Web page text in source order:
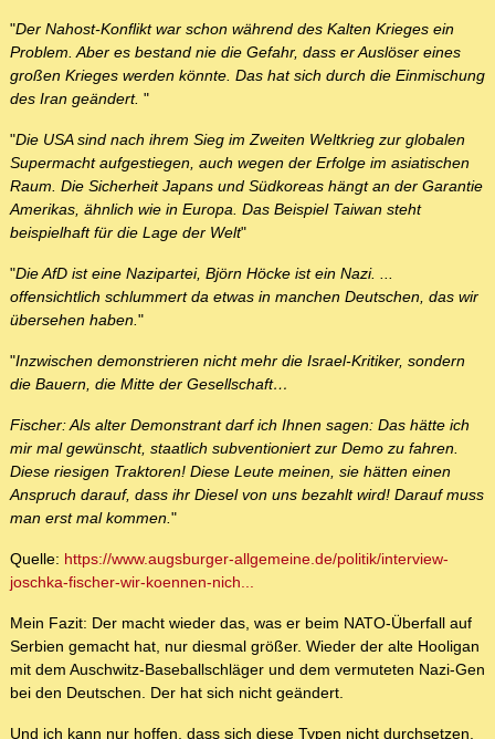
"Der Nahost-Konflikt war schon während des Kalten Krieges ein
Problem. Aber es bestand nie die Gefahr, dass er Auslöser eines
großen Krieges werden könnte. Das hat sich durch die Einmischung
des Iran geändert. "
"Die USA sind nach ihrem Sieg im Zweiten Weltkrieg zur globalen
Supermacht aufgestiegen, auch wegen der Erfolge im asiatischen
Raum. Die Sicherheit Japans und Südkoreas hängt an der Garantie
Amerikas, ähnlich wie in Europa. Das Beispiel Taiwan steht
beispielhaft für die Lage der Welt"
"Die AfD ist eine Nazipartei, Björn Höcke ist ein Nazi. ...
offensichtlich schlummert da etwas in manchen Deutschen, das wir
übersehen haben."
"Inzwischen demonstrieren nicht mehr die Israel-Kritiker, sondern
die Bauern, die Mitte der Gesellschaft…
Fischer: Als alter Demonstrant darf ich Ihnen sagen: Das hätte ich
mir mal gewünscht, staatlich subventioniert zur Demo zu fahren.
Diese riesigen Traktoren! Diese Leute meinen, sie hätten einen
Anspruch darauf, dass ihr Diesel von uns bezahlt wird! Darauf muss
man erst mal kommen."
Quelle: https://www.augsburger-allgemeine.de/politik/interview-
joschka-fischer-wir-koennen-nich...
Mein Fazit: Der macht wieder das, was er beim NATO-Überfall auf
Serbien gemacht hat, nur diesmal größer. Wieder der alte Hooligan
mit dem Auschwitz-Baseballschläger und dem vermuteten Nazi-Gen
bei den Deutschen. Der hat sich nicht geändert.
Und ich kann nur hoffen, dass sich diese Typen nicht durchsetzen.